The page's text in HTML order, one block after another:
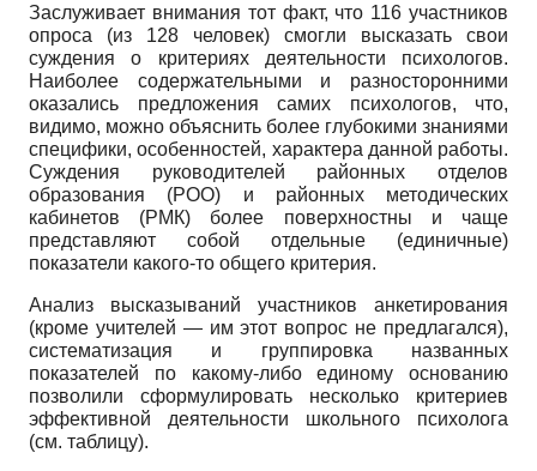
Заслуживает внимания тот факт, что 116 участников
опроса (из 128 человек) смогли высказать свои
суждения о критериях деятельности психологов.
Наиболее содержательными и разносторонними
оказались предложения самих психологов, что,
видимо, можно объяснить более глубокими знаниями
специфики, особенностей, характера данной работы.
Суждения руководителей районных отделов
образования (РОО) и районных методических
кабинетов (РМК) более поверхностны и чаще
представляют собой отдельные (единичные)
показатели какого-то общего критерия.
Анализ высказываний участников анкетирования
(кроме учителей — им этот вопрос не предлагался),
систематизация и группировка названных
показателей по какому-либо единому основанию
позволили сформулировать несколько критериев
эффективной деятельности школьного психолога
(см. таблицу).